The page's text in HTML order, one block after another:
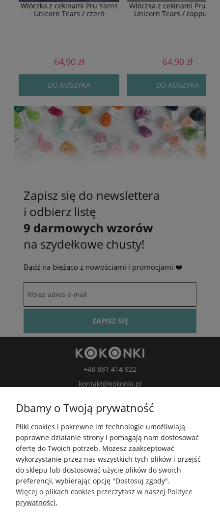
Włóczka z cekinami Pru Yarns
Unicorn Tears / czerń
64,90 zł
DO KOSZYKA
Włóczka z cekinami Pru
Unicorn Tears /
64,90 zł
DO KOSZYKA
Zapisz się do newslettera
i odbierz listę
9 darmowych wzorów
na szydełkowe chusty!
Bądź na bieżąco z nowościami i promocjami ❤️
ZAPISZ SIĘ
+48 881 414 922
kontakt@kokonki.pl
kokonki.motki
Kokonki.motki
Grupa FB
5.0
Średnia ocena kokonki.pl
Na podstawie 148 434opiniiz całego okresu
Dbamy o Twoją prywatność
Pliki cookies i pokrewne im technologie umożliwiają
poprawne działanie strony i pomagają nam dostosować
ofertę do Twoich potrzeb. Możesz zaakceptować
wykorzystanie przez nas wszystkich tych plików i przejść
do sklepu lub dostosować użycie plików do swoich
preferencji, wybierając opcję "Dostosuj zgody".
Więcej o plikach cookies przeczytasz w naszej Polityce
prywatności.